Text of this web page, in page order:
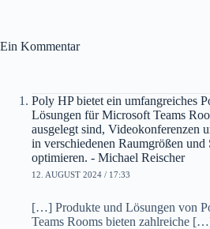
Ein Kommentar
Poly HP bietet ein umfangreiches
Lösungen für Microsoft Teams
ausgelegt sind, Videokonferenzen
in verschiedenen Raumgrößen und
optimieren. - Michael Reischer
12. AUGUST 2024 / 17:33
[…] Produkte und Lösungen von
Teams Rooms bieten zahlreiche